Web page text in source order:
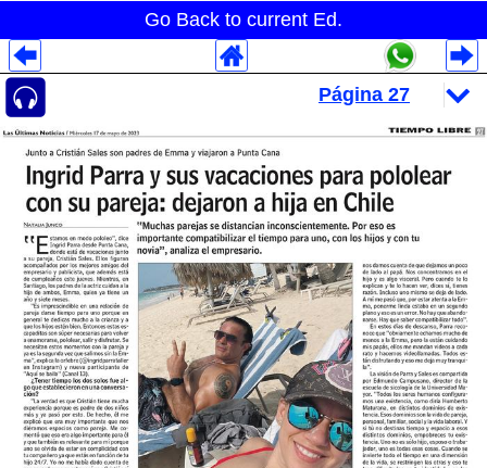
Go Back to current Ed.
Despliegues Analytics
Despliegues Totales
Despliegues por Rubros